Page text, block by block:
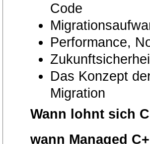
Code
Performance,
Das Konzept
Migration
Wann lohnt sich
wann Managed